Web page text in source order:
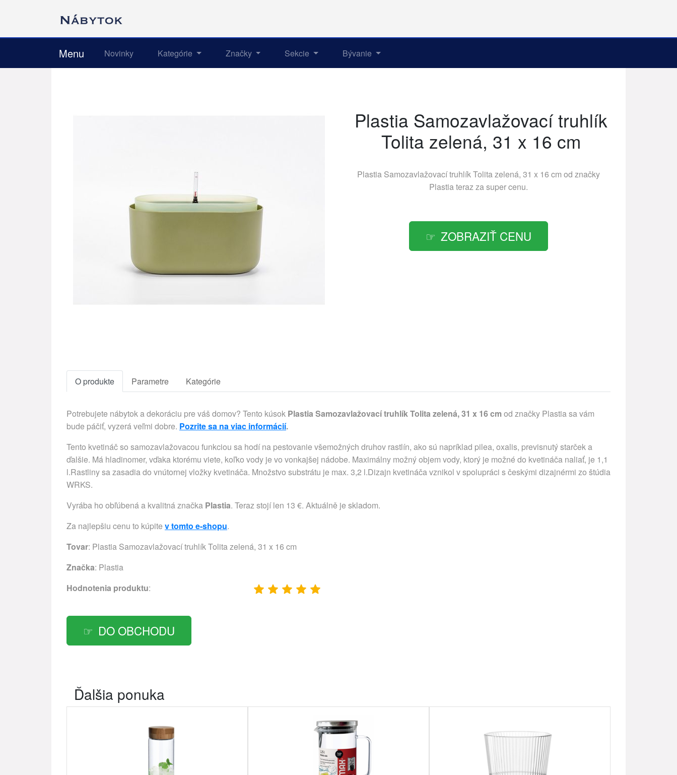
Menu Novinky Kategórie Značky Sekcie Bývanie
Plastia Samozavlažovací truhlík
Tolita zelená, 31 x 16 cm
Plastia Samozavlažovací truhlík Tolita zelená, 31 x 16 cm od značky
Plastiateraz za super cenu.
ZOBRAZIŤ CENU
O produkte Parametre Kategórie
Potrebujete nábytok a dekoráciu pre váš domov? Tento kúsok Plastia Samozavlažovací truhlík Tolita zelená, 31 x 16 cm od značky Plastia sa vám
bude páčiť, vyzerá veľmi dobre. Pozrite sa na viac informácií.
Tento kvetináč so samozavlažovacou funkciou sa hodí na pestovanie všemožných druhov rastlín, ako sú napríklad pilea, oxalis, previsnutý starček a
ďalšie. Má hladinomer, vďaka ktorému viete, koľko vody je vo vonkajšej nádobe. Maximálny možný objem vody, ktorý je možné do kvetináča naliať, je 1,1
l.Rastliny sa zasadia do vnútornej vložky kvetináča. Množstvo substrátu je max. 3,2 l.Dizajn kvetináča vznikol v spolupráci s českými dizajnérmi zo štúdia
WRKS.
Vyrába ho obľúbená a kvalitná značka Plastia. Teraz stojí len 13 €. Aktuálně je skladom.
Za najlepšiu cenu to kúpite v tomto e-shopu.
Tovar: Plastia Samozavlažovací truhlík Tolita zelená, 31 x 16 cm
Značka: Plastia
Hodnotenia produktu:
DO OBCHODU
Ďalšia ponuka